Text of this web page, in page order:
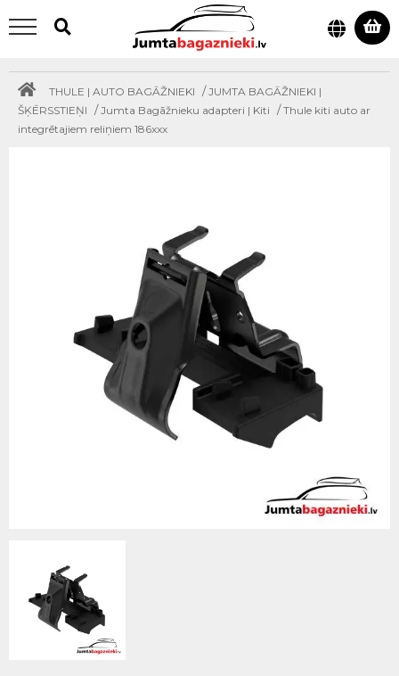
THULE | AUTO BAGĀŽNIEKI /JUMTA BAGĀŽNIEKI |
ŠĶĒRSSTIEŅI /Jumta Bagāžnieku adapteri | Kiti /Thule kiti auto ar
integrētajiem reliņiem 186xxx